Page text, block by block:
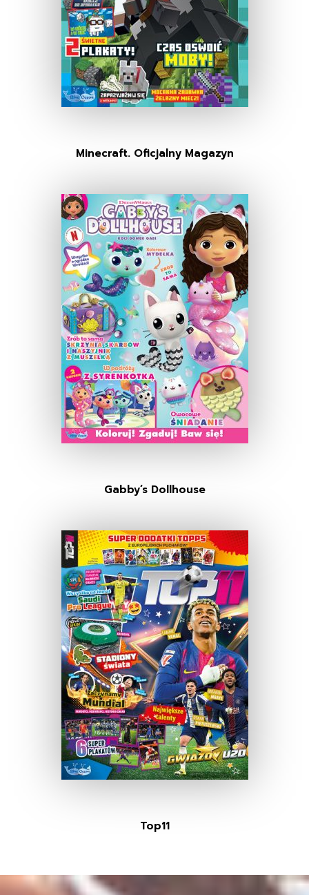
Minecraft. Oficjalny Magazyn
Gabby’s Dollhouse
Top11